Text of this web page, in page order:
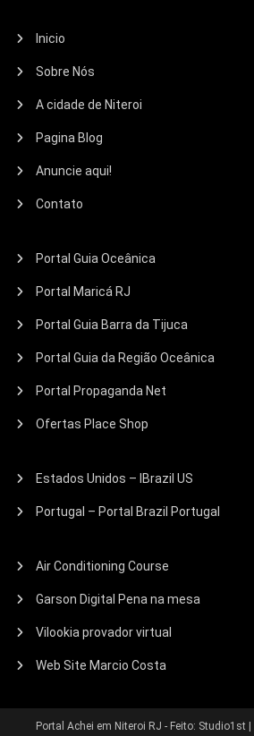
Inicio
Sobre Nós
A cidade de Niteroi
Pagina Blog
Anuncie aqui!
Contato
Portal Guia Oceânica
Portal Maricá RJ
Portal Guia Barra da Tijuca
Portal Guia da Região Oceânica
Portal Propaganda Net
Ofertas Place Shop
Estados Unidos – IBrazil US
Portugal – Portal Brazil Portugal
Air Conditioning Course
Garson Digital Pena na mesa
Vilookia provador virtual
Web Site Marcio Costa
Portal Achei em Niteroi RJ - Feito: Studio1st